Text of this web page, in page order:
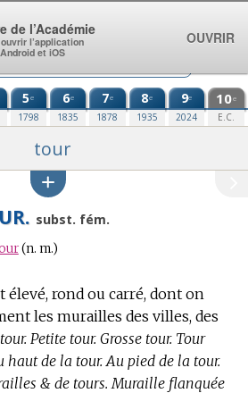
5e
1798
6e
1835
7e
1878
8e
1935
9e
2024
10e
E.C.
tour
subst. fém.
(n. m.)
élevé, rond ou carré, dont on
les murailles des villes, des
Petite tour. Grosse tour. Tour
haut de la tour. Au pied de la tour.
& de tours. Muraille flanquée
de l’Académie
l’application
et iOS
OUVRIR